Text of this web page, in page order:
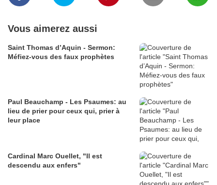
Vous aimerez aussi
Saint Thomas d’Aquin - Sermon:
Méfiez-vous des faux prophètes
Paul Beauchamp - Les Psaumes: au
lieu de prier pour ceux qui, prier à
leur place
Cardinal Marc Ouellet, "Il est
descendu aux enfers"